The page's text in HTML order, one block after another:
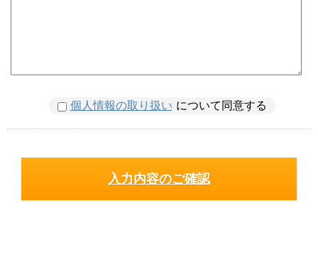
個人情報の取り扱い について同意する